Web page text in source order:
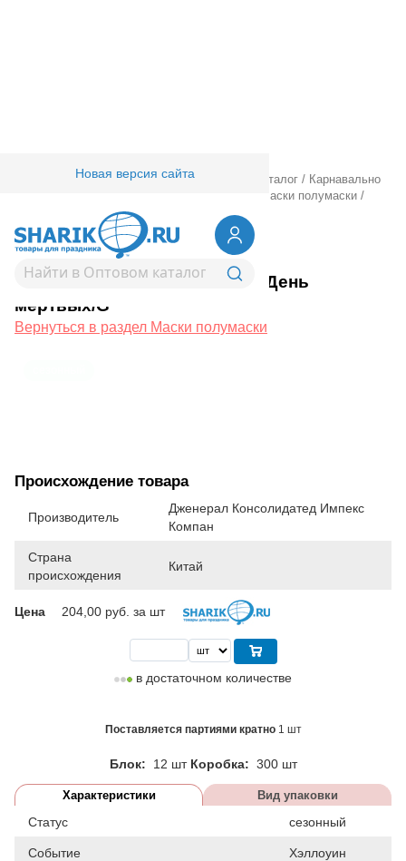
Новая версия сайта
Товары для праздника/ Оптовый каталог / Карнавально
Маски полумаски /
Маска HWN Череп День мертвых/G
1501-6578Маска HWN Череп День
мертвых/G
Вернуться в раздел Маски полумаски
Происхождение товара
Производитель
Дженерал Консолидатед Импекс
Компан
Страна
происхождения
Китай
Цена 204,00 руб. за шт
в достаточном количестве
Поставляется партиями кратно 1 шт
Блок: 12 шт Коробка: 300 шт
Характеристики Вид упаковки
Статус сезонный
Событие Хэллоуин